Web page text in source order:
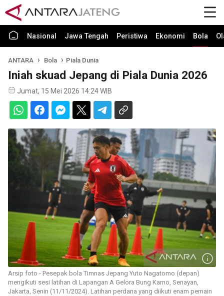
Nasional Jawa Tengah Peristiwa Ekonomi Bola
ANTARA Bola Piala Dunia
Iniah skuad Jepang di Piala Dunia 2026
Jumat, 15 Mei 2026 14:24 WIB
Arsip foto - Pesepak bola Timnas Jepang Yuto Nagatomo (depan)
mengikuti sesi latihan di Lapangan A Gelora Bung Karno, Senayan,
Jakarta, Senin (11/11/2024). Latihan perdana yang diikuti enam pemain